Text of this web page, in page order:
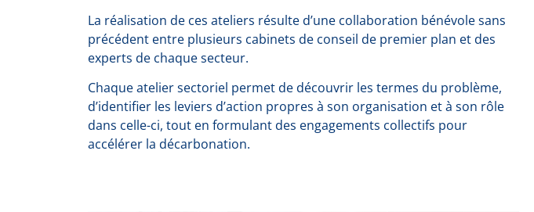
La réalisation de ces ateliers résulte d’une collaboration bénévole sans
précédent entre plusieurs cabinets de conseil de premier plan et des
experts de chaque secteur.
Chaque atelier sectoriel permet de découvrir les termes du problème,
d’identifier les leviers d’action propres à son organisation et à son rôle
dans celle-ci, tout en formulant des engagements collectifs pour
accélérer la décarbonation.